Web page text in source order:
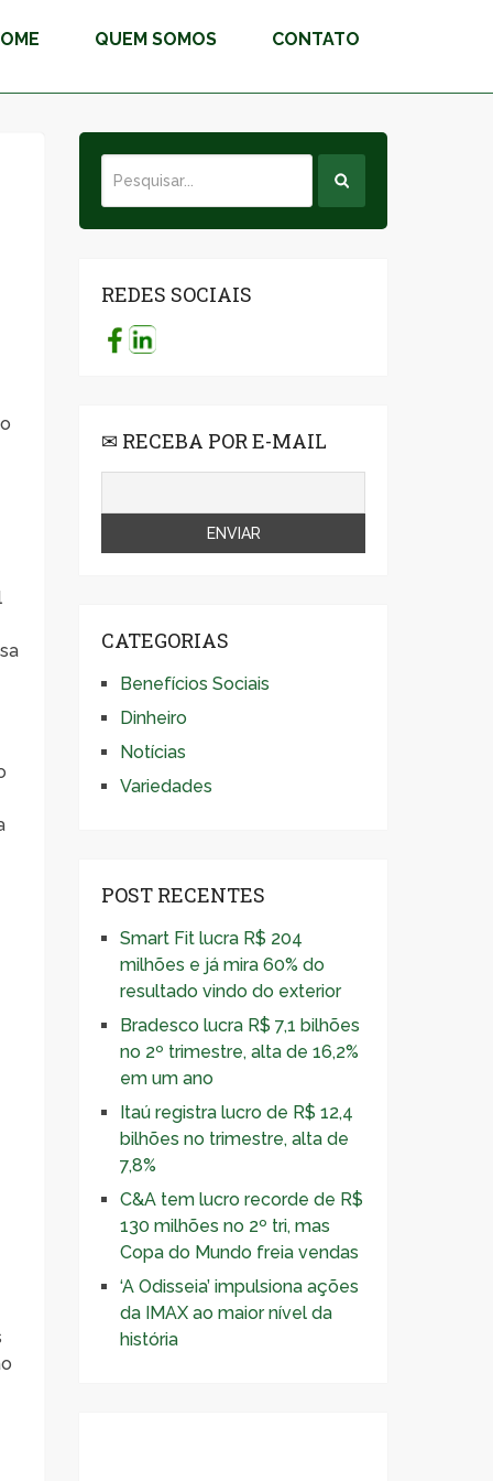
QUEM SOMOS CONTATO
REDES SOCIAIS
✉ RECEBA POR E-MAIL
CATEGORIAS
Benefícios Sociais
Dinheiro
Notícias
Variedades
POST RECENTES
Smart Fit lucra R$ 204
milhões e já mira 60% do
resultado vindo do exterior
Bradesco lucra R$ 7,1 bilhões
no 2º trimestre, alta de 16,2%
em um ano
Itaú registra lucro de R$ 12,4
bilhões no trimestre, alta de
7,8%
C&A tem lucro recorde de R$
130 milhões no 2º tri, mas
Copa do Mundo freia vendas
‘A Odisseia’ impulsiona ações
da IMAX ao maior nível da
história